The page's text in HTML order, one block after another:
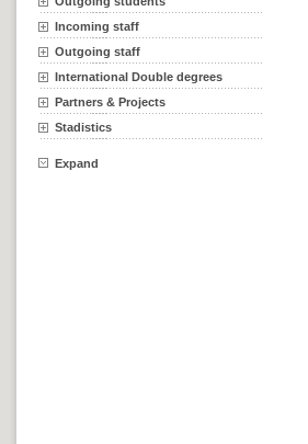
Incoming staff
Outgoing staff
International Double degrees
Partners & Projects
Stadistics
Expand